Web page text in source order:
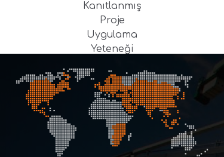
Kanıtlanmış
Proje
Uygulama
Yeteneği